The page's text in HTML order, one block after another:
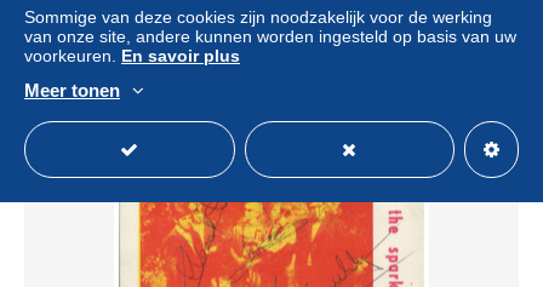
± US$ 10,40
Statuut
Sommige van deze cookies zijn noodzakelijk voor de werking
van onze site, andere kunnen worden ingesteld op basis van uw
voorkeuren. En savoir plus
Meer tonen